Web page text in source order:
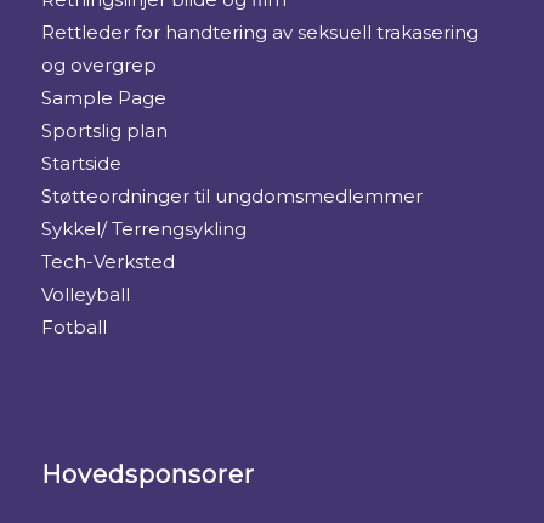
Rettleder for handtering av seksuell trakasering
og overgrep
Sample Page
Sportslig plan
Startside
Støtteordninger til ungdomsmedlemmer
Sykkel/ Terrengsykling
Tech-Verksted
Volleyball
Fotball
Hovedsponsorer